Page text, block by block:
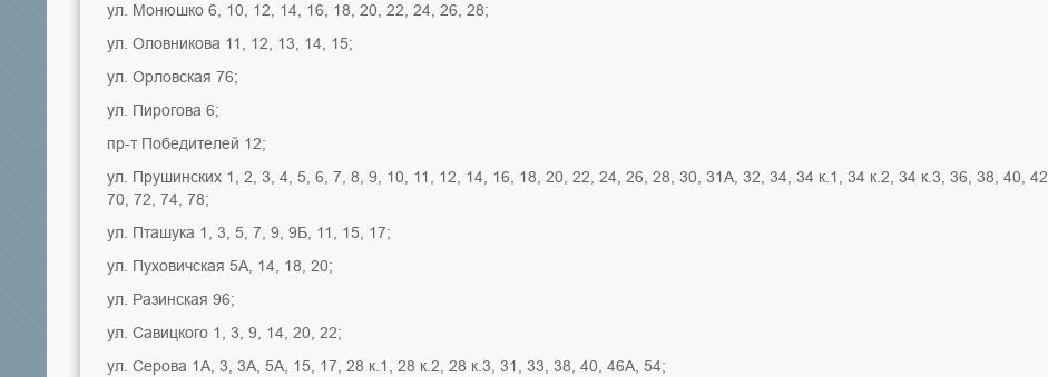
ул. Монюшко 6, 10, 12, 14, 16, 18, 20, 22, 24, 26, 28;
ул. Оловникова 11, 12, 13, 14, 15;
ул. Орловская 76;
ул. Пирогова 6;
пр-т Победителей 12;
ул. Прушинских 1, 2, 3, 4, 5, 6, 7, 8, 9, 10, 11, 12, 14, 16, 18, 20, 22, 24, 26, 28, 30, 31А, 32, 34, 34 к.1, 34 к.2, 34 к.3, 36, 38, 40,
70, 72, 74, 78;
ул. Пташука 1, 3, 5, 7, 9, 9Б, 11, 15, 17;
ул. Пуховичская 5А, 14, 18, 20;
ул. Разинская 96;
ул. Савицкого 1, 3, 9, 14, 20, 22;
ул. Серова 1А, 3, 3А, 5А, 15, 17, 28 к.1, 28 к.2, 28 к.3, 31, 33, 38, 40, 46А, 54;